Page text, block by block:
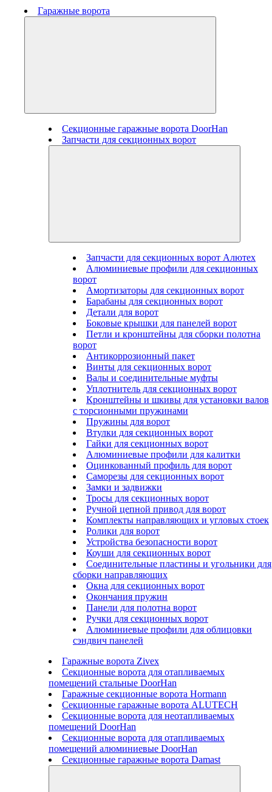
Гаражные ворота
Секционные гаражные ворота DoorHan
Запчасти для секционных ворот
Запчасти для секционных ворот Алютех
Алюминиевые профили для секционных
ворот
Амортизаторы для секционных ворот
Барабаны для секционных ворот
Детали для ворот
Боковые крышки для панелей ворот
Петли и кронштейны для сборки полотна
ворот
Антикоррозионный пакет
Винты для секционных ворот
Валы и соединительные муфты
Уплотнитель для секционных ворот
Кронштейны и шкивы для установки валов
с торсионными пружинами
Пружины для ворот
Втулки для секционных ворот
Гайки для секционных ворот
Алюминиевые профили для калитки
Оцинкованный профиль для ворот
Саморезы для секционных ворот
Замки и задвижки
Тросы для секционных ворот
Ручной цепной привод для ворот
Комплекты направляющих и угловых стоек
Ролики для ворот
Устройства безопасности ворот
Коуши для секционных ворот
Соединительные пластины и угольники для
сборки направляющих
Окна для секционных ворот
Окончания пружин
Панели для полотна ворот
Ручки для секционных ворот
Алюминиевые профили для облицовки
сэндвич панелей
Гаражные ворота Zivex
Секционные ворота для отапливаемых
помещений стальные DoorHan
Гаражные секционные ворота Hormann
Секционные гаражные ворота ALUTECH
Секционные ворота для неотапливаемых
помещений DoorHan
Секционные ворота для отапливаемых
помещений алюминиевые DoorHan
Секционные гаражные ворота Damast